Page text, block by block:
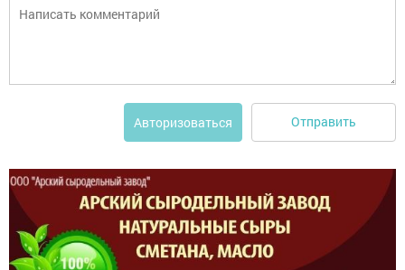
Авторизоваться Отправить